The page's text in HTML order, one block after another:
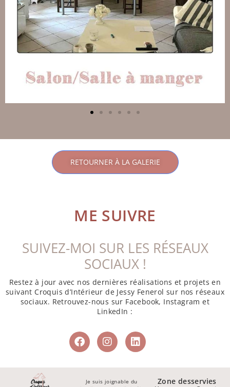
RETOURNER À LA GALERIE
ME SUIVRE
SUIVEZ-MOI SUR LES RÉSEAUX
SOCIAUX !
Restez à jour avec nos dernières réalisations et projets en
suivant Croquis d’Intérieur de Jessy Fenerol sur nos réseaux
sociaux. Retrouvez-nous sur Facebook, Instagram et
LinkedIn :
Je suis joignable du
Zone desservies